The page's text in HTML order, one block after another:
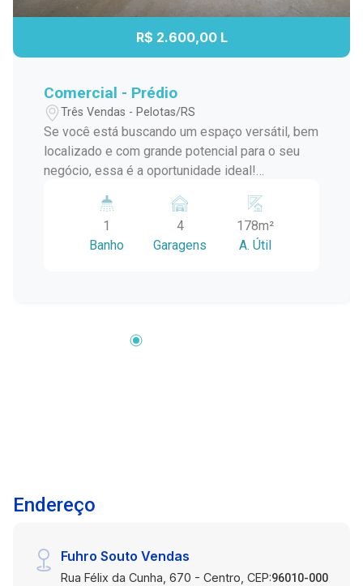
R$ 2.600,00 L
Comercial - Prédio
Três Vendas - Pelotas/RS
Se você está buscando um espaço versátil, bem
localizado e com grande potencial para o seu
negócio, essa é a oportunidade ideal!
movimentadas de Pelotas, este pavilhão no
bairro Três Vendas oferece alta visibilidade,
excelente fluxo de veículos e fácil acesso ?
diversos tipos de atividade comercial ou
ou expandir seu negócio em um ponto
estratégico da cidade! Agende uma visita e
1
Banho
4
Garagens
178m²
A. Útil
Endereço
Fuhro Souto Vendas
Rua Félix da Cunha, 670 - Centro, CEP:96010-000